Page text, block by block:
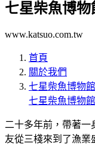
七星柴魚博物
www.katsuo.com.tw
首頁
關於我們
七星柴魚博物館
七星柴魚博物館
二十多年前，帶著一
友從三棧來到了漁業